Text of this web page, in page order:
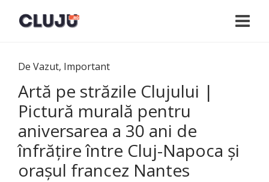
De Vazut, Important
Artă pe străzile Clujului |
Pictură murală pentru
aniversarea a 30 ani de
înfrățire între Cluj-Napoca și
orașul francez Nantes